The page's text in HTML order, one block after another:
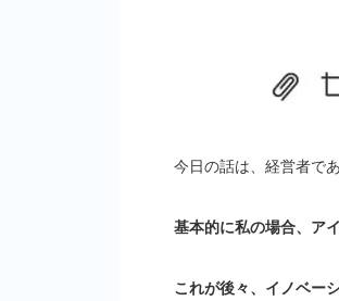
今日の話は、経営者で
基本的に私の場合、ア
これが後々、イノベー